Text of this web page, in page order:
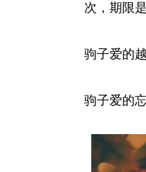
次，期限
驹子爱的
驹子爱的